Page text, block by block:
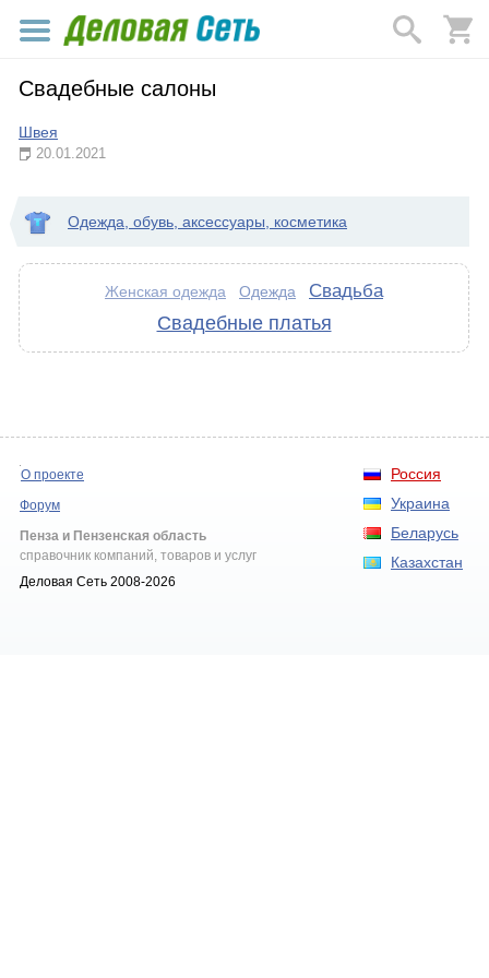
Свадебные салоны
Швея
20.01.2021
Одежда, обувь, аксессуары, косметика
Женская одежда Одежда Свадьба
Свадебные платья
Россия
Украина
Беларусь
Казахстан
О проекте
Форум
Пенза и Пензенская область
справочник компаний, товаров и услуг
Деловая Сеть 2008-2026